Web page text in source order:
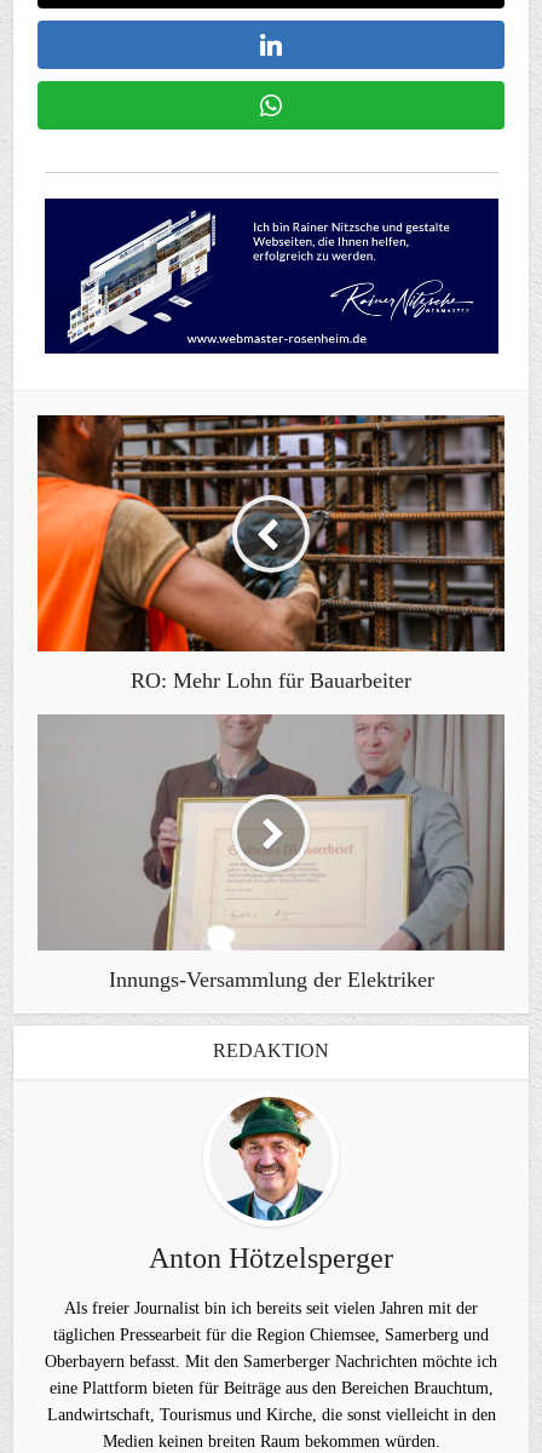
RO: Mehr Lohn für Bauarbeiter
Innungs-Versammlung der Elektriker
REDAKTION
Anton Hötzelsperger
Als freier Journalist bin ich bereits seit vielen Jahren mit der
täglichen Pressearbeit für die Region Chiemsee, Samerberg und
Oberbayern befasst. Mit den Samerberger Nachrichten möchte ich
eine Plattform bieten für Beiträge aus den Bereichen Brauchtum,
Landwirtschaft, Tourismus und Kirche, die sonst vielleicht in den
Medien keinen breiten Raum bekommen würden.